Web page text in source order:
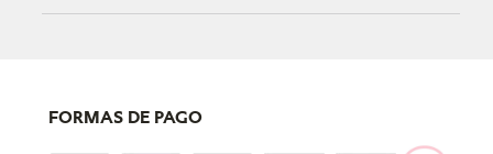
FORMAS DE PAGO